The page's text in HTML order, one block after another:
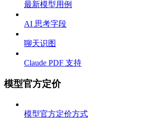
最新模型用例
AI 思考字段
聊天识图
Claude PDF 支持
模型官方定价
模型官方定价方式